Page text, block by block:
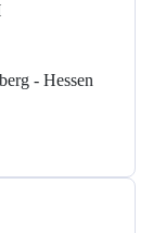
- Hessen